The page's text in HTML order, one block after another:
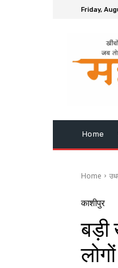
Friday,
Home
Home
काशीपुर